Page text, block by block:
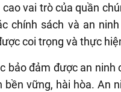
cao vai trò của quần
chính sách và an
coi trọng và thực
bảo đảm được an
bền vững, hài hòa. An